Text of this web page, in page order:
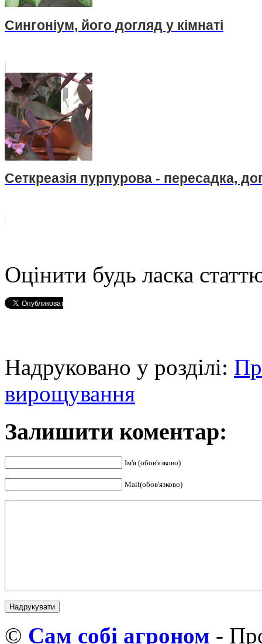
Сингоніум, його догляд у кімнаті
Сеткреазія пурпурова - пересадка,
Оцінити будь ласка
Надруковано у розділі:
вирощування
Залишити коментар:
Ім'я (обов'язково)
Mail(обов'язково)
© Cам собі агроном -